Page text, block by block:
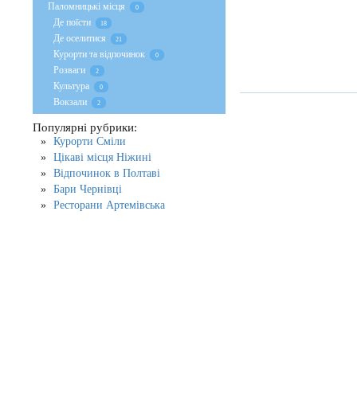
Паломницькі місця 0
Де поїсти 18
Де оселитися 21
Курорти та відпочинок 0
Розваги 2
Культура 0
Вокзали 2
Популярні рубрики:
Курорти Сміли
Цікаві місця Ніжині
Відпочинок в Полтаві
Бари Чернівці
Ресторани Артемівська